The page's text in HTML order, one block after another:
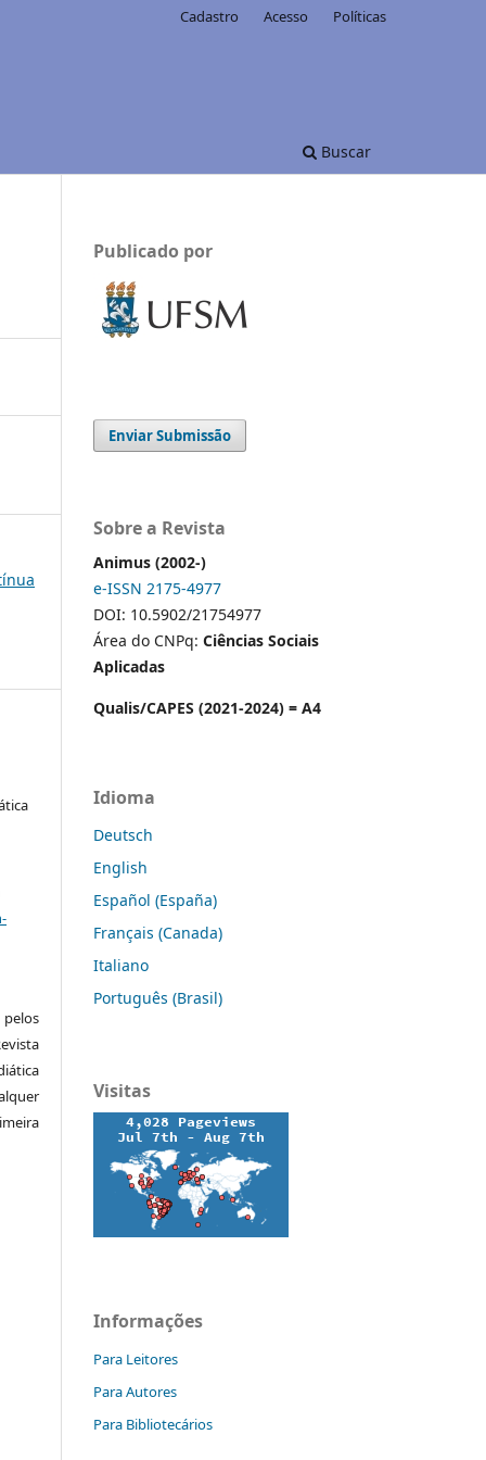
Buscar
Cadastro Acesso Políticas
Publicado por
Enviar Submissão
Sobre a Revista
Animus (2002-)
e-ISSN 2175-4977
DOI: 10.5902/21754977
Área do CNPq: Ciências Sociais
Aplicadas
Qualis/CAPES (2021-2024) = A4
Idioma
Deutsch
English
Español (España)
Français (Canada)
Italiano
Português (Brasil)
Visitas
Informações
Para Leitores
Para Autores
Para Bibliotecários